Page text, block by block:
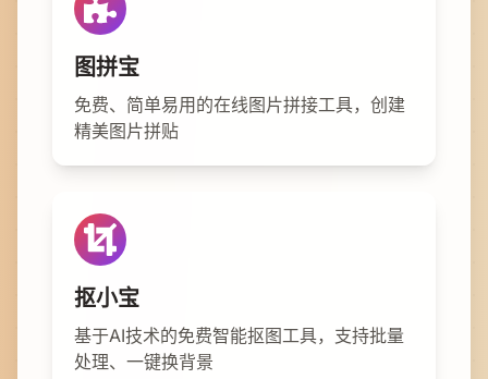
图拼宝
免费、简单易用的在线图片拼接工具，创建
精美图片拼贴
抠小宝
基于AI技术的免费智能抠图工具，支持批量
处理、一键换背景